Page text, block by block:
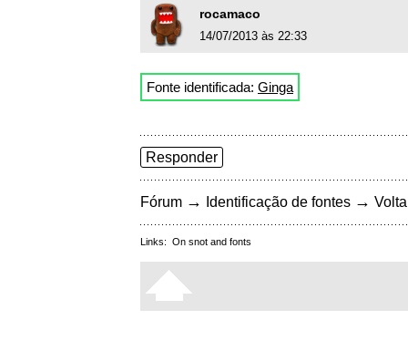
rocamaco
14/07/2013 às 22:33
Fonte identificada: Ginga
Responder
Fórum → Identificação de fontes →
Links: On snot and fonts